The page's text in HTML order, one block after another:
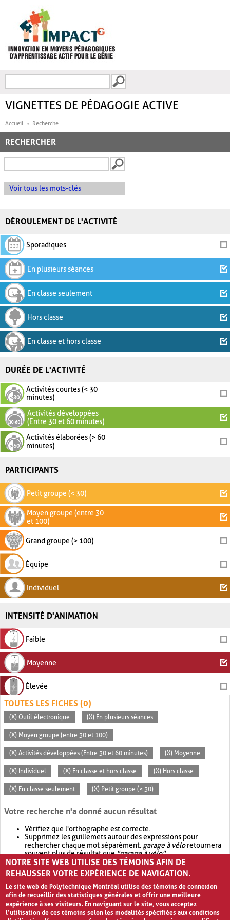
FORMULAIRE DE
VIGNETTES DE PÉDAGOGIE ACTIVE
Accueil Recherche
RECHERCHER
Voir tous les mots-clés
DÉROULEMENT DE L'ACTIVITÉ
Sporadiques
En plusieurs séances
En classe seulement
Hors classe
En classe et hors classe
DURÉE DE L'ACTIVITÉ
Activités courtes (< 30
minutes)
Activités développées
(Entre 30 et 60 minutes)
Activités élaborées (> 60
minutes)
PARTICIPANTS
Petit groupe (< 30)
Moyen groupe (entre 30
et 100)
Grand groupe (> 100)
Équipe
Individuel
INTENSITÉ D'ANIMATION
Faible
Moyenne
Élevée
TOUTES LES FICHES (0)
(X) Outil électronique (X) En plusieurs séances
(X) Moyen groupe (entre 30 et 100)
(X) Activités développées (Entre 30 et 60 minutes) (X) Moyenne
(X) Individuel (X) En classe et hors classe (X) Hors classe
(X) En classe seulement (X) Petit groupe (< 30)
Votre recherche n'a donné aucun résultat
Vérifiez que l'orthographe est correcte.
Supprimez les guillemets autour des expressions pour
rechercher chaque mot séparément. garage à véloretournera
souvent plus de résultat que"garage à vélo".
Envisagez d'élargir votre recherche avec OR.garage OR vélo
retournera souvent plus de résultat quegarage à vélo
NOTRE SITE WEB UTILISE DES TÉMOINS AFIN DE
REHAUSSER VOTRE EXPÉRIENCE DE NAVIGATION.
Le site web de Polytechnique Montréal utilise des témoins de connexion
afin de recueillir des statistiques générales et offrir une meilleure
expérience à ses visiteurs. En naviguant sur le site, vous acceptez
l’utilisation de ces témoins selon les modalités spécifiées aux conditions